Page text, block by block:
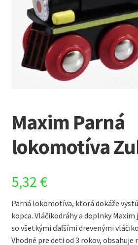
Maxim Parná
lokomotíva
5,32 €
Parná lokomotíva, ktorá dokáže
kopca. Vláčikodráhy a doplnky
so všetkými ďaľšími drevenými
Vhodné pre deti od 3 rokov, obsahuje